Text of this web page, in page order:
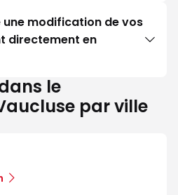
modification de vos
directement en
le
par ville